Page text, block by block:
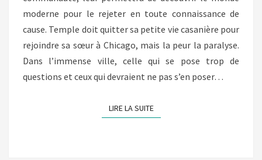
moderne pour le rejeter en toute connaissance de
cause. Temple doit quitter sa petite vie casanière pour
rejoindre sa sœur à Chicago, mais la peur la paralyse.
Dans l’immense ville, celle qui se pose trop de
questions et ceux qui devraient ne pas s’en poser…
LIRE LA SUITELIRE LA SUITE